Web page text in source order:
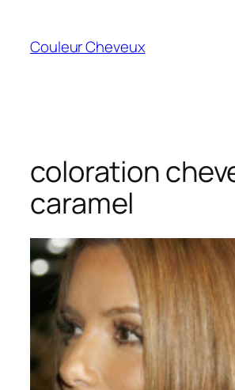
contenu
Couleur Cheveux
coloration
caramel